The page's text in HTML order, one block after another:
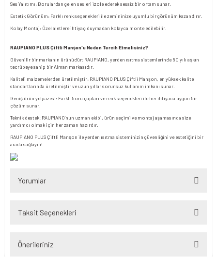
Ses Yalıtımı: Borulardan gelen sesleri izole ederek sessiz bir ortam sunar.
Estetik Görünüm: Farklı renk seçenekleri ile zemininize uyumlu bir görünüm kazandırır.
Kolay Montaj: Özel aletlere ihtiyaç duymadan kolayca monte edilebilir.
RAUPIANO PLUS Çiftli Manşon'u Neden Tercih Etmelisiniz?
Güvenilir bir markanın ürünüdür: RAUPIANO, yerden ısıtma sistemlerinde 50 yılı aşkın
tecrübeye sahip bir Alman markasıdır.
Kaliteli malzemelerden üretilmiştir: RAUPIANO PLUS Çiftli Manşon, en yüksek kalite
standartlarında üretilmiştir ve uzun yıllar sorunsuz kullanım imkanı sunar.
Geniş ürün yelpazesi: Farklı boru çapları ve renk seçenekleri ile her ihtiyaca uygun bir
çözüm sunar.
Teknik destek: RAUPIANO'nun uzman ekibi, ürün seçimi ve montaj aşamasında size
yardımcı olmak için her zaman hazırdır.
RAUPIANO PLUS Çiftli Manşon ile yerden ısıtma sisteminizin güvenliğini ve estetiğini bir
arada sağlayın!
Yorumlar
Taksit Seçenekleri
Önerileriniz